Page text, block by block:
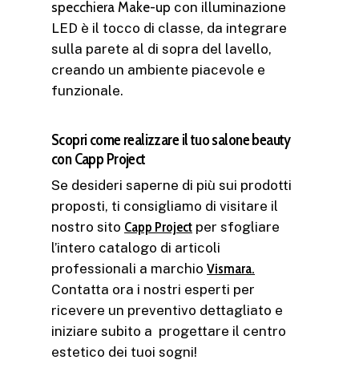
specchiera Make-up con illuminazione
LED è il tocco di classe, da integrare
sulla parete al di sopra del lavello,
creando un ambiente piacevole e
funzionale.
Scopri come realizzare il tuo salone beauty
con Capp Project
Se desideri saperne di più sui prodotti
proposti, ti consigliamo di visitare il
nostro sito Capp Project per sfogliare
l’intero catalogo di articoli
professionali a marchio Vismara.
Contatta ora i nostri esperti per
ricevere un preventivo dettagliato e
iniziare subito a progettare il centro
estetico dei tuoi sogni!